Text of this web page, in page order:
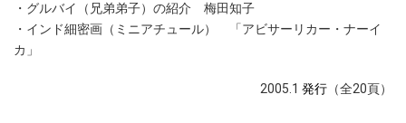
・グルバイ（兄弟弟子）の紹介 梅田知子
・インド細密画（ミニアチュール） 「アビサーリカー・ナーイ
カ」
2005.1 発行 （全20頁）